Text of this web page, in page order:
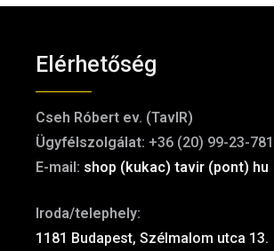
Elérhetőség
Cseh Róbert ev. (TavIR)
Ügyfélszolgálat: +36 (20) 99-23-781
E-mail: shop (kukac) tavir (pont) hu
Iroda/telephely:
1181 Budapest, Szélmalom utca 13.